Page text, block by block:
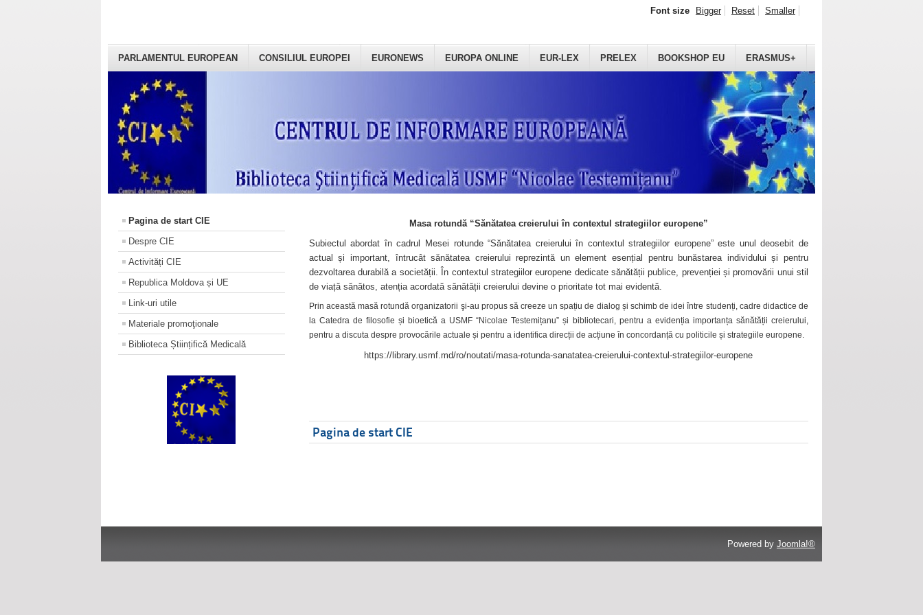
PARLAMENTUL EUROPEAN CONSILIUL EUROPEI EURONEWS EUROPA ONLINE EUR-LEX PRELEX BOOKSHOP EU ERASMUS+
Font size Bigger Reset Smaller
Pagina de start CIE
Despre CIE
Activități CIE
Republica Moldova și UE
Link-uri utile
Materiale promoţionale
Biblioteca Științifică Medicală
Masa rotundă “Sănătatea creierului în contextul strategiilor europene”
Subiectul abordat în cadrul Mesei rotunde “Sănătatea creierului în contextul strategiilor europene” este unul deosebit de
actual și important, întrucât sănătatea creierului reprezintă un element esențial pentru bunăstarea individului și pentru
dezvoltarea durabilă a societății. În contextul strategiilor europene dedicate sănătății publice, prevenției și promovării unui stil
de viață sănătos, atenția acordată sănătății creierului devine o prioritate tot mai evidentă.
Prin această masă rotundă organizatorii şi-au propus să creeze un spațiu de dialog și schimb de idei între studenți, cadre didactice de
la Catedra de filosofie și bioetică a USMF “Nicolae Testemițanu” și bibliotecari, pentru a evidenția importanța sănătății creierului,
pentru a discuta despre provocările actuale și pentru a identifica direcții de acțiune în concordanță cu politicile și strategiile europene.
https://library.usmf.md/ro/noutati/masa-rotunda-sanatatea-creierului-contextul-strategiilor-europene
Pagina de start CIE
Powered by Joomla!®